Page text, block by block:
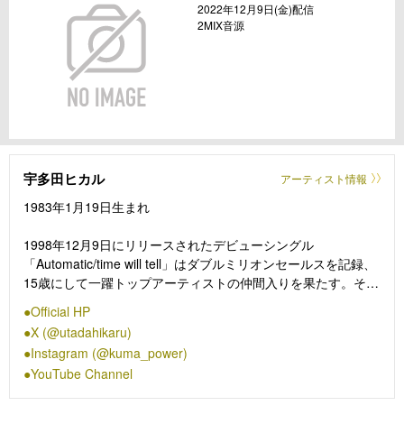
2022年12月9日(金)配信
2MIX音源
宇多田ヒカル アーティスト情報
1983年1月19日生まれ
1998年12月9日にリリースされたデビューシングル
「Automatic/time will tell」はダブルミリオンセールスを記録、
15歳にして一躍トップアーティストの仲間入りを果たす。その
Love」はCDセールス日本記録を樹立。いまだその記録は破ら
れていない。
以降、アルバムはすべてチャート1位を獲得。2022年に発表し
た8枚目のオリジナルアルバム「BADモード」は国内外から高
Official HP
X (@utadahikaru)
Instagram (@kuma_power)
YouTube Channel